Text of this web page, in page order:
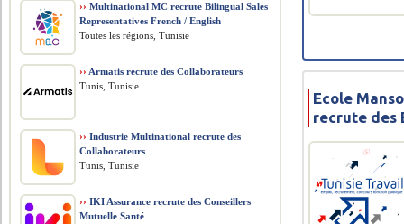
Ecole
recrute des
›› Multinational MC recrute Bilingual Sales
Representatives French / English
Toutes les régions, Tunisie
›› Armatis recrute des Collaborateurs
Tunis, Tunisie
›› Industrie Multinational recrute des
Collaborateurs
Tunis, Tunisie
›› IKI Assurance recrute des Conseillers
Mutuelle Santé